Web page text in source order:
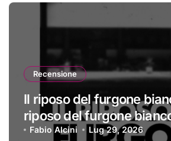
Recensione
Il riposo del furgone
riposo del furgone
recensione
Fabio Alcini Lug 29, 2026